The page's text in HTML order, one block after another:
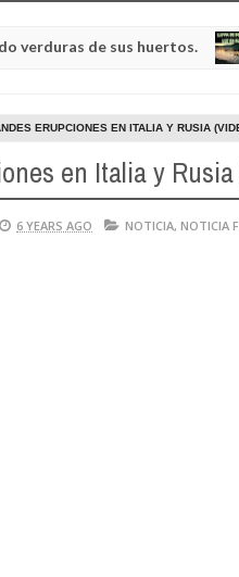
de sus huertos.
ERUPCIONES EN ITALIA Y RUSIA
en Italia y
6 YEARS AGO NOTICIA, NOTICIA